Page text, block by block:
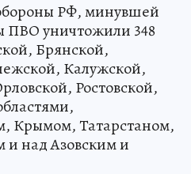
РФ, минувшей
ПВО уничтожили 348
Брянской,
Калужской,
Ростовской,
Крымом, Татарстаном,
и над Азовским и